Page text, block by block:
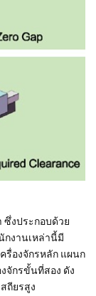
ซึ่งประกอบด้วย
กงานเหล่านี้มี
รื่องจักรหลัก แผนก
จักรขั้นที่สอง ดัง
ถียรสูง